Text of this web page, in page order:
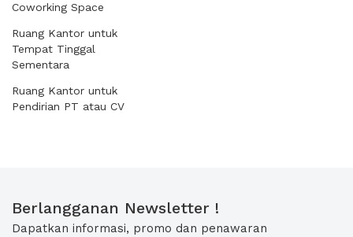
Coworking Space
Ruang Kantor untuk
Tempat Tinggal
Sementara
Ruang Kantor untuk
Pendirian PT atau CV
Berlangganan Newsletter !
Dapatkan informasi, promo dan penawaran